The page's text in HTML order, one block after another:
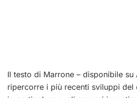
Il testo di Marrone – disponibile su
ripercorre i più recenti sviluppi del